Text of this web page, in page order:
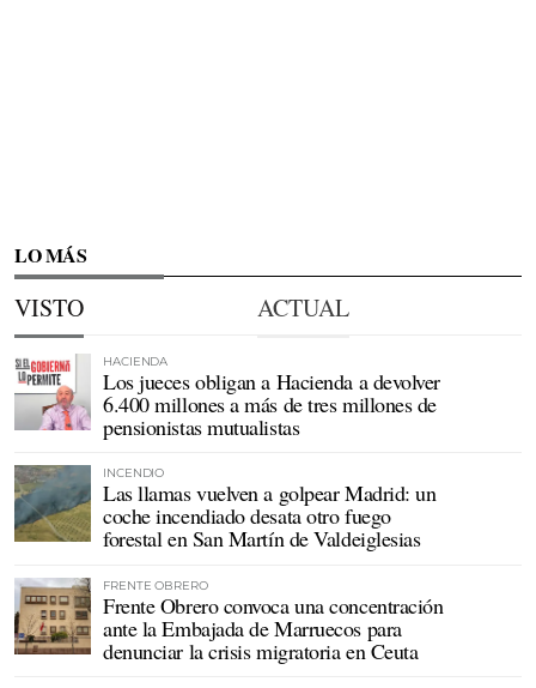
LO MÁS
VISTO ACTUAL
HACIENDA
Los jueces obligan a Hacienda a devolver
6.400 millones a más de tres millones de
pensionistas mutualistas
INCENDIO
Las llamas vuelven a golpear Madrid: un
coche incendiado desata otro fuego
forestal en San Martín de Valdeiglesias
FRENTE OBRERO
Frente Obrero convoca una concentración
ante la Embajada de Marruecos para
denunciar la crisis migratoria en Ceuta